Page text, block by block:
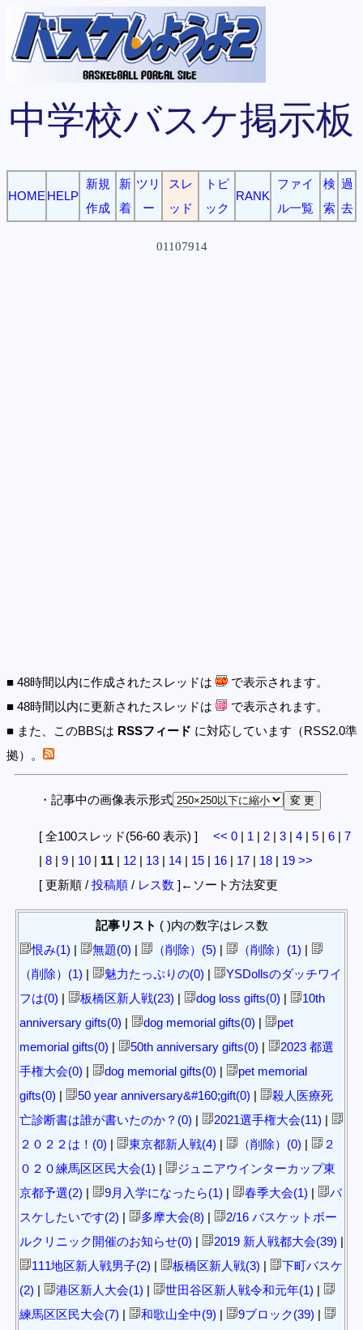
中学校バスケ掲示板
HOME HELP
新規
作成
新
着
ツリ
ー
スレ
ッド
トピ
ック
RANK
ファイ
ル一覧
検
索
過
去
01107914
■ 48時間以内に作成されたスレッドは
で表示されます。
■ 48時間以内に更新されたスレッドは
で表示されます。
■ また、このBBSは RSSフィード に対応しています（RSS2.0準
拠）。
・記事中の画像表示形式
[ 全100スレッド(56-60 表示) ] << 0 | 1 | 2 | 3 | 4 | 5 | 6 | 7
| 8 | 9 | 10 | 11 | 12 | 13 | 14 | 15 | 16 | 17 | 18 | 19 >>
[ 更新順 / 投稿順 / レス数 ]←ソート方法変更
記事リスト ( )内の数字はレス数
恨み(1) | 無題(0) | （削除）(5) | （削除）(1) |
（削除）(1) | 魅力たっぷりの(0) |
YSDollsのダッチワイ
フは(0) | 板橋区新人戦(23) | dog loss gifts(0) |
10th
anniversary gifts(0) | dog memorial gifts(0) |
pet
memorial gifts(0) | 50th anniversary gifts(0) |
2023 都選
手権大会(0) | dog memorial gifts(0) |
pet memorial
gifts(0) | 50 year anniversary&#160;gift(0) |
殺人医療死
亡診断書は誰が書いたのか？(0) | 2021選手権大会(11) |
２０２２は！(0) | 東京都新人戦(4) | （削除）(0) |
２
０２０練馬区区民大会(1) |
ジュニアウインターカップ東
京都予選(2) | 9月入学になったら(1) | 春季大会(1) |
バ
スケしたいです(2) | 多摩大会(8) |
2/16 バスケットボー
ルクリニック開催のお知らせ(0) | 2019 新人戦都大会(39) |
111地区新人戦男子(2) | 板橋区新人戦(3) |
下町バスケ
(2) | 港区新人大会(1) | 世田谷区新人戦令和元年(1) |
練馬区区民大会(7) | 和歌山全中(9) | 9ブロック(39) |